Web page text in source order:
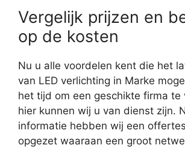
Vergelijk prijzen en
op de kosten
Nu u alle voordelen kent die het
van LED verlichting in Marke
het tijd om een geschikte firma te
hier kunnen wij u van dienst zijn.
informatie hebben wij een
opgezet waaraan een groot